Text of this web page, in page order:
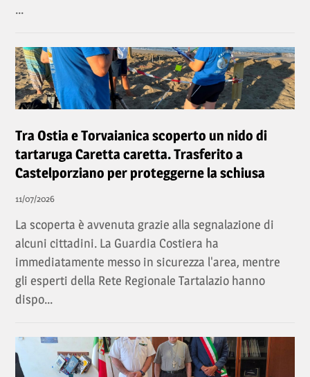
...
Tra Ostia e Torvaianica scoperto un nido di
tartaruga Caretta caretta. Trasferito a
Castelporziano per proteggerne la schiusa
11/07/2026
La scoperta è avvenuta grazie alla segnalazione di
alcuni cittadini. La Guardia Costiera ha
immediatamente messo in sicurezza l'area, mentre
gli esperti della Rete Regionale Tartalazio hanno
dispo...